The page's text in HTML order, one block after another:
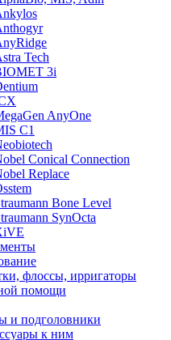
Tech
3i
AnyOne
С1
Conical Connection
Replace
Bone Level
SynOcta
флоссы, ирригаторы
помощи
и подголовники
к ним